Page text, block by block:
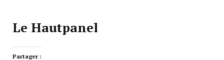
Le Hautpanel
Partager :